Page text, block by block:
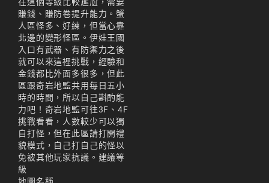
賺錢、賺防卷提升能力。蟹
人區怪多、好練，但當心靠
北邊的變形怪區。伊娃王國
入口有武器、有防禦力之後
就可以來這裡挑戰，經驗和
金錢都比外面多很多，但此
區跟奇岩地監共用每日五小
時的時間，所以自己斟酌能
力吧！奇岩地監可往3F、4F
挑戰看看，人數較少可以獨
自打怪，但在此區請打開禮
貌模式，自己打自己的怪以
免被其他玩家抗議。建議等
級